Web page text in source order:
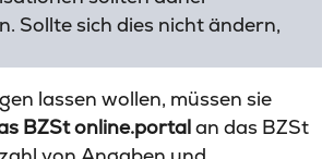
Sollte sich dies nicht ändern,
lassen wollen, müssen sie
BZSt online.portalan das BZSt